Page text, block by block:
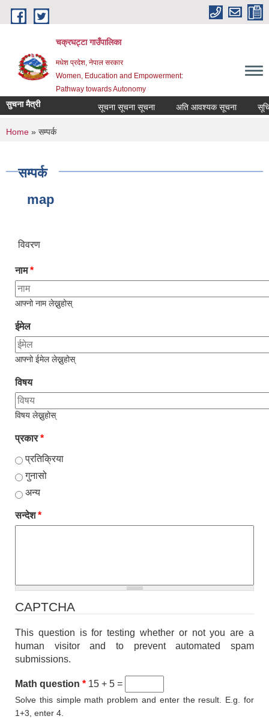
Skip to main content
चक्रघट्टा गाउँपालिका
मधेश प्रदेश, नेपाल सरकार
Women, Education and Empowerment:
Pathway towards Autonomy
सुचना मैत्री सूचना सूचना सूचना अति आवश्यक सूचना
You are here
Home » सम्पर्क
सम्पर्क
map
विवरण
नाम*
आफ्नो नाम लेख्नुहोस्
ईमेल
आफ्नो ईमेल लेख्नुहोस्
विषय
विषय लेख्नुहोस्
प्रकार*
प्रतिक्रिया
गुनासो
अन्य
सन्देश*
CAPTCHA
This question is for testing whether or not you are a
human visitor and to prevent automated spam
submissions.
Math question * 15 + 5 =
Solve this simple math problem and enter the result. E.g. for
1+3, enter 4.